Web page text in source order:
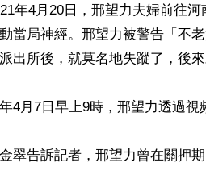
年4月20日，邢望力夫婦前往
當局神經。邢望力被警告「不
出所後，就莫名地失蹤了，後
4月7日早上9時，邢望力透過視
翠告訴記者，邢望力曾在關押